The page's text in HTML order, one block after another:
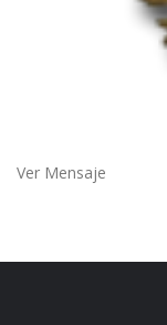
Ver Mensaje